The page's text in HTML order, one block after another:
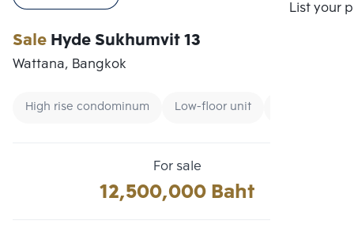
List your
SaleHyde Sukhumvit 13
Wattana, Bangkok
High rise condominum Low-floor unit
For sale
12,500,000 Baht